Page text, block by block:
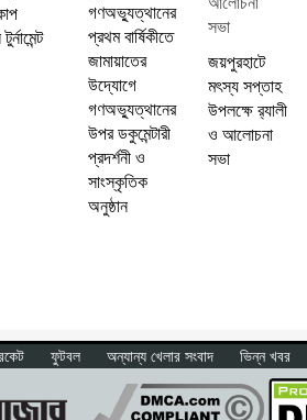
গণঅভ্যুত্থানের
প্রথম বার্ষিকীতে
জামায়াতের
উদ্যোগে
গণঅভ্যুত্থানের
উপর ডকুমেন্টারী
প্রদর্শনী ও
সাংস্কৃতিক
অনুষ্ঠান
জয়পুরহাটে
মৎস্য সপ্তাহ
উপলক্ষে র‍্যালী
ও আলোচনা
সভা
ফুটবল অন্যান্য খেলার সংবাদ ভিন্ন খবর